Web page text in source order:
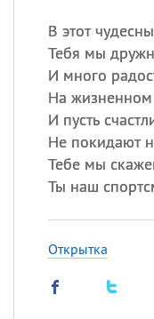
В этот
Тебя мы
И много
На
И пусть
Не покидают
Тебе мы
Ты наш
Открытка